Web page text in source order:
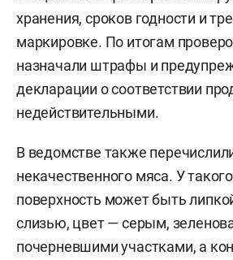
хранения, сроков годности и
маркировке. По итогам
назначали штрафы и
декларации о соответствии
недействительными.
В ведомстве также
некачественного мяса. У
поверхность может быть
слизью, цвет — серым,
почерневшими участками, а